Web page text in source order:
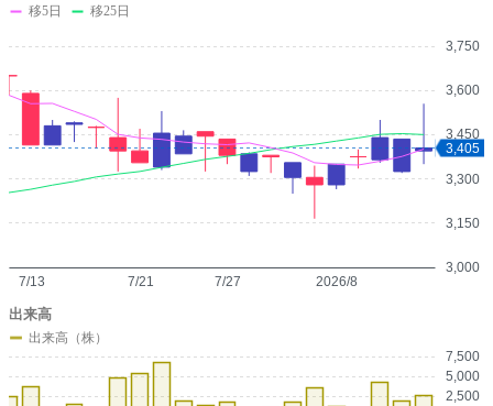
3,000
3,150
3,300
3,450
3,600
3,750
2026/8
7/13 7/21 7/27
3,405
移5日 移25日
2,500
5,000
7,500
出来高
出来高（株）